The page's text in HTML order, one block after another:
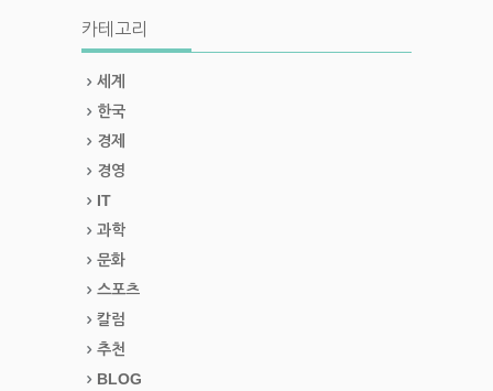
카테고리
세계
한국
경제
경영
IT
과학
문화
스포츠
칼럼
추천
BLOG